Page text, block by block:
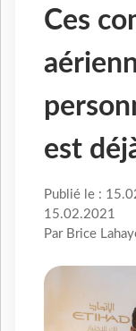
Ces
est
Publié le :
15.02.2021
Par Brice